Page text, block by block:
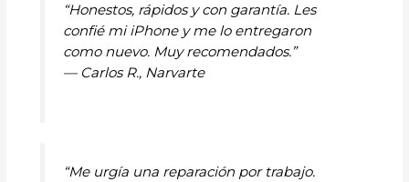
“Honestos, rápidos y con garantía. Les
confié mi iPhone y me lo entregaron
como nuevo. Muy recomendados.”
— Carlos R., Narvarte
“Me urgía una reparación por trabajo.